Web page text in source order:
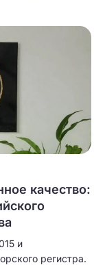
качество:
и
регистра.